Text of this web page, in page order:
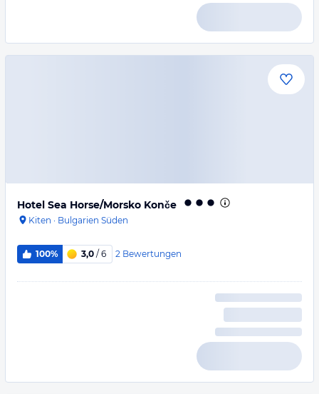
Hotel Sea Horse/Morsko Konče
Kiten · Bulgarien Süden
100% 3,0 / 6 2 Bewertungen